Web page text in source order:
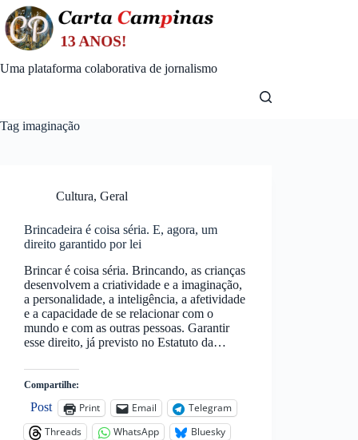
Skip
to
content
Uma plataforma colaborativa de jornalismo
Tag imaginação
Cultura, Geral
Brincadeira é coisa séria. E, agora, um
direito garantido por lei
Brincar é coisa séria. Brincando, as crianças
desenvolvem a criatividade e a imaginação,
a personalidade, a inteligência, a afetividade
e a capacidade de se relacionar com o
mundo e com as outras pessoas. Garantir
esse direito, já previsto no Estatuto da…
Compartilhe:
Post Print Email
Telegram
Threads
WhatsApp
Bluesky